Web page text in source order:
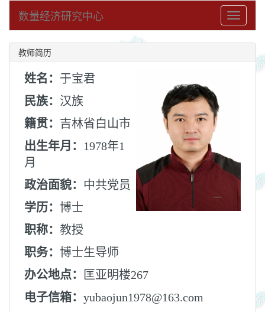
Toggle
数量经济研究中心
教师简历
姓名： 于宝君
民族： 汉族
籍贯： 吉林省白山市
出生年月： 1978年1
月
政治面貌： 中共党员
学历： 博士
职称： 教授
职务： 博士生导师
办公地点：
匡亚明楼267
电子信箱： yubaojun1978@163.com